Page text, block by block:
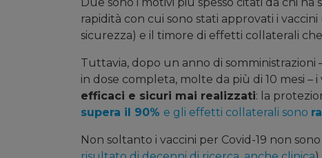
rapidità con cui sono stati approvati i
sicurezza) e il timore di effetti collaterali
Tuttavia, dopo un anno di somministrazioni
in dose completa, molte da più di 10 mesi –
efficaci e sicuri mai realizzati: la
supera il 90% e gli effetti collaterali sono
Non soltanto i vaccini per Covid-19 non